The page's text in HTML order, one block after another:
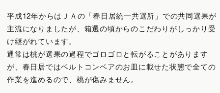
平成12年からはＪＡの「春日居統一共選所」での共同選果が
主流になりましたが、箱選の頃からのこだわりがしっかり受
け継がれています。
通常は桃が選果の過程でゴロゴロと転がることがあります
が、春日居ではベルトコンベアのお皿に載せた状態で全ての
作業を進めるので、桃が傷みません。